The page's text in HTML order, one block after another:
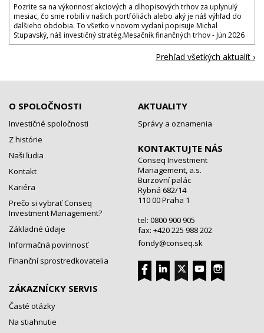
Pozrite sa na výkonnosť akciových a dlhopisových trhov za uplynulý
mesiac, čo sme robili v našich portfóliách alebo aký je náš výhľad do
ďalšieho obdobia. To všetko v novom vydaní popisuje Michal
Stupavský, náš investičný stratég.Mesačník finančných trhov - Jún 2026
Prehľad všetkých aktualít ›
O SPOLOČNOSTI
Investičné spoločnosti
Z histórie
Naši ľudia
Kontakt
Kariéra
Prečo si vybrať Conseq
Investment Management?
Základné údaje
Informačná povinnosť
Finanční sprostredkovatelia
ZÁKAZNÍCKY SERVIS
Časté otázky
Na stiahnutie
AKTUALITY
Správy a oznamenia
KONTAKTUJTE NÁS
Conseq Investment
Management, a.s.
Burzovní palác
Rybná 682/14
110 00 Praha 1
tel: 0800 900 905
fax: +420 225 988 202
fondy@conseq.sk